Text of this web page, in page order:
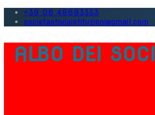
+39 06 49693353
societastoriaistituzioni@gmail.com
ALBO DEI SOCI